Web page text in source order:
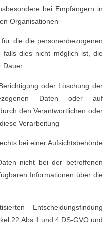
bei Empfängern in
Organisationen
die die personenbezogenen
falls dies nicht möglich ist, die
Dauer
oder Löschung der
Daten oder auf
den Verantwortlichen oder
Verarbeitung
bei einer Aufsichtsbehörde
nicht bei der betroffenen
Informationen über die
Entscheidungsfindung
22 Abs.1 und 4 DS-GVO und